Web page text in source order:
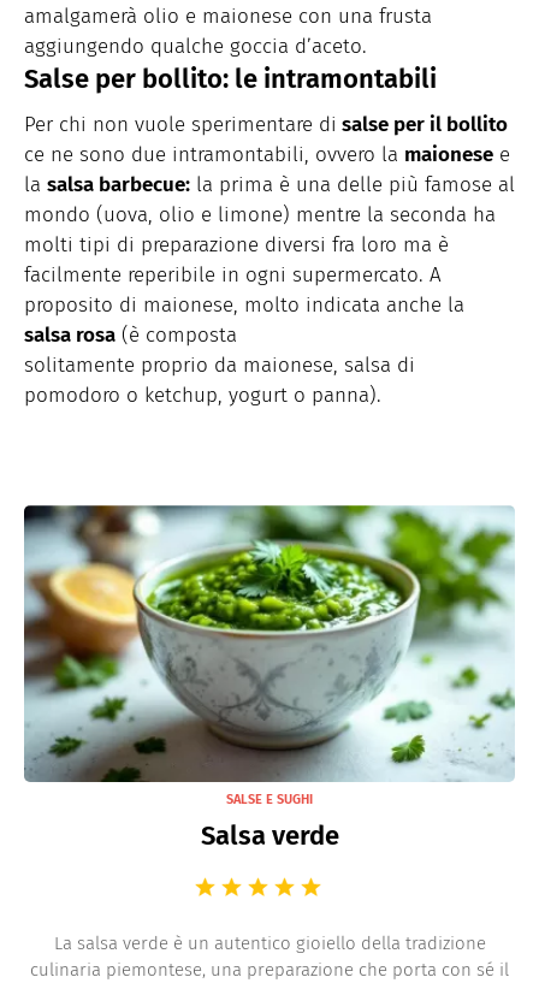
amalgamerà olio e maionese con una frusta
aggiungendo qualche goccia d’aceto.
Salse per bollito: le intramontabili
Per chi non vuole sperimentare di salse per il bollito
ce ne sono due intramontabili, ovvero la maionese e
la salsa barbecue: la prima è una delle più famose al
mondo (uova, olio e limone) mentre la seconda ha
molti tipi di preparazione diversi fra loro ma è
facilmente reperibile in ogni supermercato. A
proposito di maionese, molto indicata anche la
salsa rosa (è composta
solitamente proprio da maionese, salsa di
pomodoro o ketchup, yogurt o panna).
SALSE E SUGHI
Salsa verde
La salsa verde è un autentico gioiello della tradizione
culinaria piemontese, una preparazione che porta con sé il